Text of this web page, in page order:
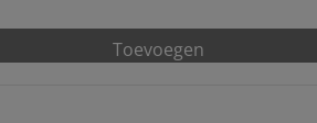
Toevoegen